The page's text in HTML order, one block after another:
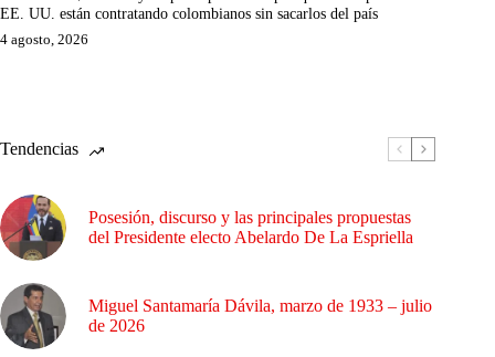
EE. UU. están contratando colombianos sin sacarlos del país
4 agosto, 2026
Tendencias
Posesión, discurso y las principales propuestas
del Presidente electo Abelardo De La Espriella
Miguel Santamaría Dávila, marzo de 1933 – julio
de 2026